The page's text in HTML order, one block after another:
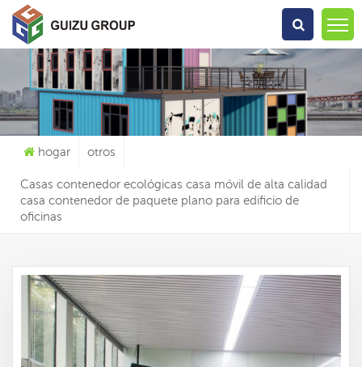
Qué Estás Buscando?
hogar otros
Casas contenedor ecológicas casa móvil de alta calidad
casa contenedor de paquete plano para edificio de
oficinas